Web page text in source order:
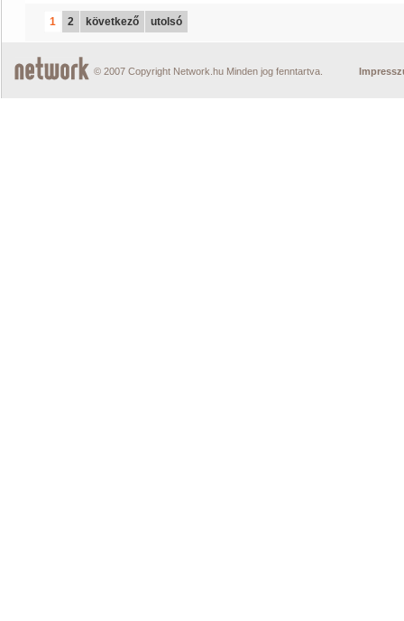
1 2 következő utolsó
© 2007 Copyright Network.hu Minden jog fenntartva.